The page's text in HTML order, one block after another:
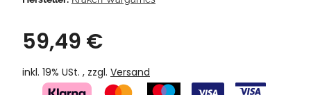
59,49 €
inkl. 19% USt. , zzgl. Versand